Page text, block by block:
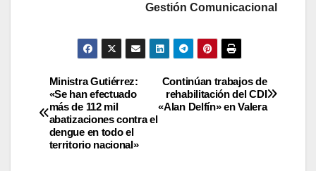
Gestión Comunicacional
Continúan trabajos de
rehabilitación del CDI
«Alan Delfín» en Valera
Ministra Gutiérrez:
«Se han efectuado
más de 112 mil
abatizaciones contra el
dengue en todo el
territorio nacional»